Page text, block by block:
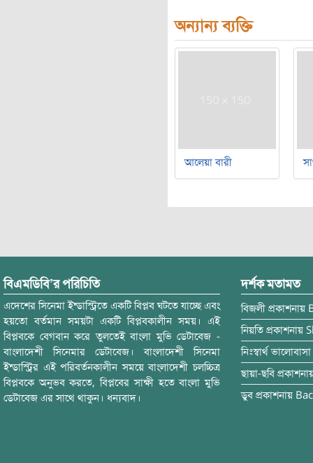
অন্যান্য ব্যক্তি
আলেয়া বারী
বিএমডিবি’র পরিচিতি
এদেশের সিনেমা ইন্ডাস্ট্রিতে একটি বিপ্লব ঘটতে যাচ্ছে এবং
হয়তো বর্তমান সময়টা একটি বিপ্লবকালীন সময়। এই
বিপ্লবকে বেগবান করে তুলতেই বাংলা মুভি ডেটাবেজ -
বাংলাদেশী সিনেমার ডেটাবেজ। বাংলাদেশী সিনেমা
ইন্ডাস্ট্রির এই পরিবর্তনকালীন সময়ে বাংলাদেশী চলচ্চিত্র
বিপ্লবকে অনুভব করতে, বিপ্লবের সাক্ষী হতে বাংলা মুভি
ডেটাবেজ এর সাথে থাকুন। ধন্যবাদ।
দর্শক মতামত
বিজলী প্রকাশনায়
নিয়তি প্রকাশনায়
নিঃস্বার্থ ভালোবাসা
ছায়া-ছবি
ডুব প্রকাশনায়